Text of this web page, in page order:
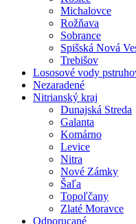
Michalovce
Rožňava
Sobrance
Spišská Nová
Trebišov
Lososové vody
Nezaradené
Nitrianský kraj
Dunajská Streda
Galanta
Komárno
Levice
Nitra
Nové Zámky
Šaľa
Topoľčany
Zlaté Moravce
Odporucané